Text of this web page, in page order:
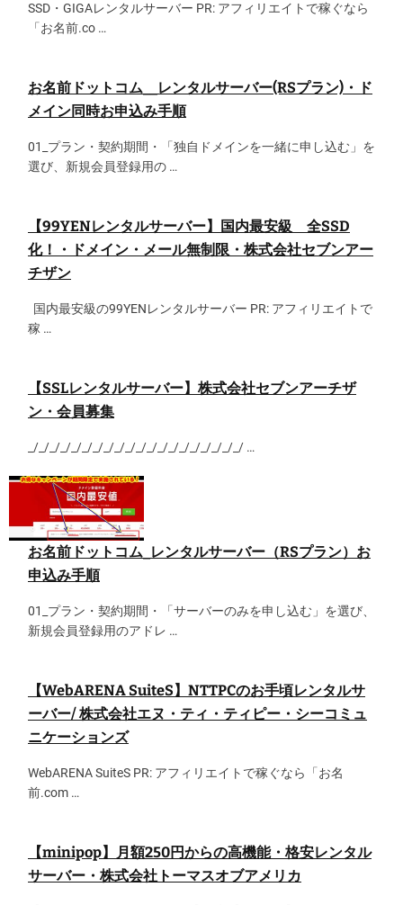
SSD・GIGAレンタルサーバー PR: アフィリエイトで稼ぐなら
「お名前.co …
お名前ドットコム__レンタルサーバー(RSプラン)・ド
メイン同時お申込み手順
01_プラン・契約期間・「独自ドメインを一緒に申し込む」を
選び、新規会員登録用の …
【99YENレンタルサーバー】国内最安級 全SSD
化！・ドメイン・メール無制限・株式会社セブンアー
チザン
国内最安級の99YENレンタルサーバー PR: アフィリエイトで
稼 …
【SSLレンタルサーバー】株式会社セブンアーチザ
ン・会員募集
_/_/_/_/_/_/_/_/_/_/_/_/_/_/_/_/_/_/_/_/ …
お名前ドットコム_レンタルサーバー（RSプラン）お
申込み手順
01_プラン・契約期間・「サーバーのみを申し込む」を選び、
新規会員登録用のアドレ …
【WebARENA SuiteS】NTTPCのお手頃レンタルサ
ーバー/ 株式会社エヌ・ティ・ティピー・シーコミュ
ニケーションズ
WebARENA SuiteS PR: アフィリエイトで稼ぐなら「お名
前.com …
【minipop】月額250円からの高機能・格安レンタル
サーバー・株式会社トーマスオブアメリカ